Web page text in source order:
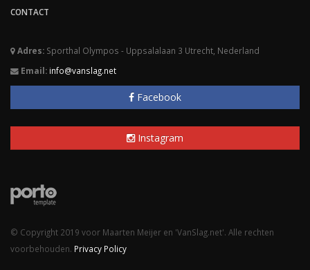
CONTACT
Adres: Sporthal Olympos - Uppsalalaan 3 Utrecht, Nederland
Email: info@vanslag.net
Facebook
Instagram
© Copyright 2019 voor Maarten Meijer en 'VanSlag.net'. Alle rechten
voorbehouden. Privacy Policy